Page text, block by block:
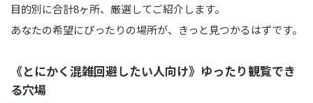
目的別に合計8ヶ所、厳選してご紹介します。
あなたの希望にぴったりの場所が、きっと見つかるはずです。
《とにかく混雑回避したい人向け》ゆったり観覧でき
る穴場